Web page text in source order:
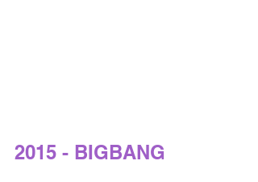
2015 - BIGBANG